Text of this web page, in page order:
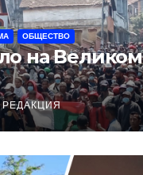
ОБЩЕСТВО
на Великом
РЕДАКЦИЯ